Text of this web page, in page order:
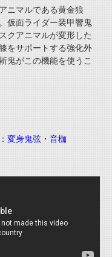
ニマルである黄金狼
仮面ライダー装甲響鬼
クアニマルが変形した
をサポートする強化外
鬼がこの機能を使うこ
変身鬼弦・音枷